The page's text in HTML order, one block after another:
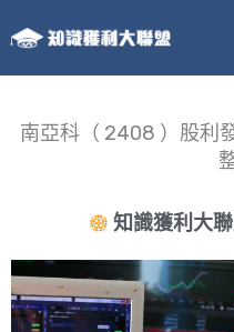
至
主
南亞科（ 2408 ）股利
知識獲利大